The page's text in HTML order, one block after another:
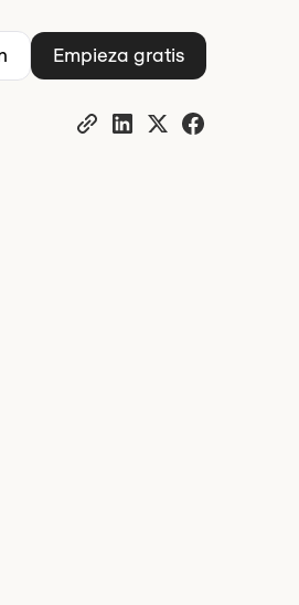
Empieza gratis